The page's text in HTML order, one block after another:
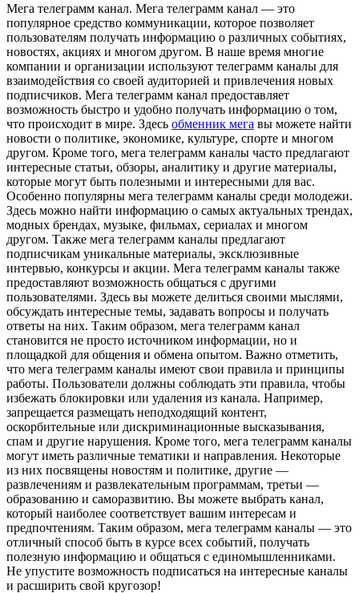
Мeгa тeлeгрaмм кaнaл. Мега телеграмм канал — это
популярное средство коммуникации, которое позволяет
пользователям получать информацию о различных событиях,
новостях, акциях и многом другом. В наше время многие
компании и организации используют телеграмм каналы для
взаимодействия со своей аудиторией и привлечения новых
подписчиков. Мега телеграмм канал предоставляет
возможность быстро и удобно получать информацию о том,
что происходит в мире. Здесь обменник мега вы можете найти
новости о политике, экономике, культуре, спорте и многом
другом. Кроме того, мега телеграмм каналы часто предлагают
интересные статьи, обзоры, аналитику и другие материалы,
которые могут быть полезными и интересными для вас.
Особенно популярны мега телеграмм каналы среди молодежи.
Здесь можно найти информацию о самых актуальных трендах,
модных брендах, музыке, фильмах, сериалах и многом
другом. Также мега телеграмм каналы предлагают
подписчикам уникальные материалы, эксклюзивные
интервью, конкурсы и акции. Мега телеграмм каналы также
предоставляют возможность общаться с другими
пользователями. Здесь вы можете делиться своими мыслями,
обсуждать интересные темы, задавать вопросы и получать
ответы на них. Таким образом, мега телеграмм канал
становится не просто источником информации, но и
площадкой для общения и обмена опытом. Важно отметить,
что мега телеграмм каналы имеют свои правила и принципы
работы. Пользователи должны соблюдать эти правила, чтобы
избежать блокировки или удаления из канала. Например,
запрещается размещать неподходящий контент,
оскорбительные или дискриминационные высказывания,
спам и другие нарушения. Кроме того, мега телеграмм каналы
могут иметь различные тематики и направления. Некоторые
из них посвящены новостям и политике, другие —
развлечениям и развлекательным программам, третьи —
образованию и саморазвитию. Вы можете выбрать канал,
который наиболее соответствует вашим интересам и
предпочтениям. Таким образом, мега телеграмм каналы — это
отличный способ быть в курсе всех событий, получать
полезную информацию и общаться с единомышленниками.
Не упустите возможность подписаться на интересные каналы
и расширить свой кругозор!